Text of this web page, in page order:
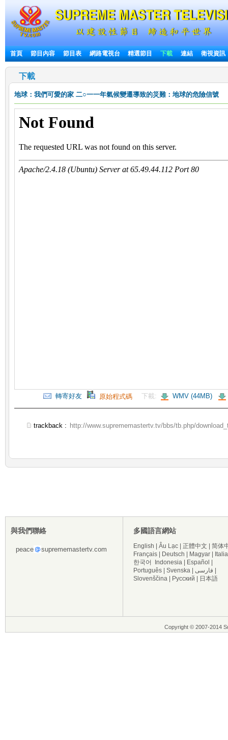
首頁 節目內容 節目表 網路電視台 精選節目 下載 連結 衛視資訊
下載
地球：我們可愛的家 二○一一年氣候變遷導致的災難：地球的危險信號
轉寄好友 原始程式碼 下載: WMV (44MB)
trackback : http://www.suprememastertv.tv/bbs/tb.php/
與我們聯絡
peace suprememastertv.com
多國語言網站
English Âu Lạc 正體中文
简体
Français
Deutsch Magyar
한국어
Indonesia Español
Português
Svenska فارسی
Slovenščina
Русский 日本語
Copyright © 2007-2014